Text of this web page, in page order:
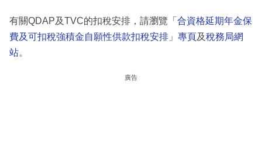
有關QDAP及TVC的扣稅安排，請瀏覽 「合資格延期年金保
費及可扣稅強積金自願性供款扣稅安排」專頁及稅務局網
站。
廣告